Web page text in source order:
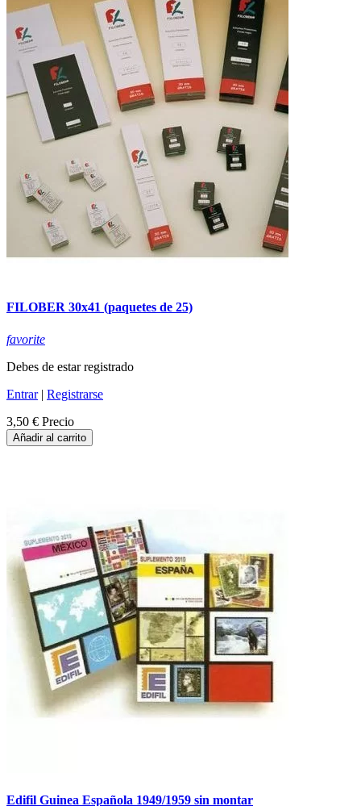
FILOBER 30x41 (paquetes de 25)
favorite
Debes de estar registrado
Entrar| Registrarse
3,50 € Precio
Añadir al carrito
Edifil Guinea Española 1949/1959 sin montar